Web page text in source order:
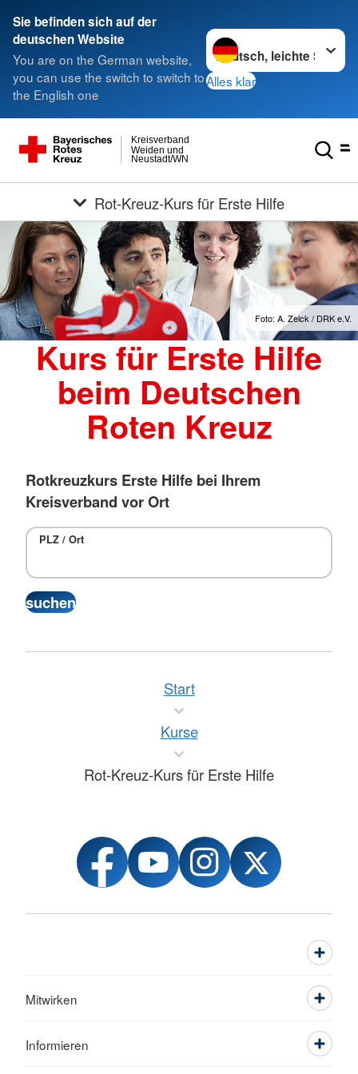
Sie befinden sich auf der
deutschen Website
You are on the German website,
you can use the switch to switch to
the English one
Sprache wechseln zu
Alles klar
Neustadt/WN
Weiden und
Kreisverband
Rot-Kreuz-Kurs für Erste Hilfe
Foto: A. Zelck / DRK e.V.
Kurs für Erste Hilfe
beim Deutschen
Roten Kreuz
Rotkreuzkurs Erste Hilfe bei Ihrem
Kreisverband vor Ort
PLZ / Ort
Start
Kurse
Rot-Kreuz-Kurs für Erste Hilfe
Mitwirken
Informieren